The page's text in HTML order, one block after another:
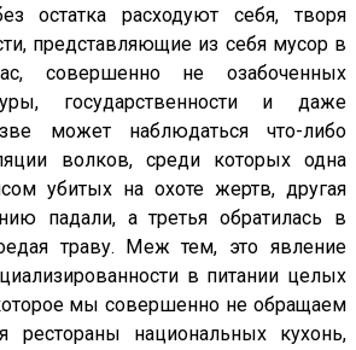
остатка расходуют себя, творя
представляющие из себя мусор в
совершенно не озабоченных
государственности и даже
может наблюдаться что-либо
волков, среди которых одна
убитых на охоте жертв, другая
падали, а третья обратилась в
траву. Меж тем, это явление
в питании целых
мы совершенно не обращаем
рестораны национальных кухонь,